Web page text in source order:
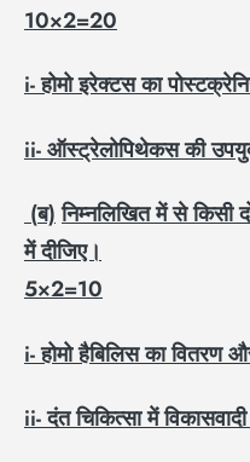
10×2=20
i-होमो इरेक्टस का
ii-ऑस्ट्रेलोपिथेकस की
(ब)निम्नलिखित में से किसी
में दीजिए।
5×2=10
i-होमो हैबिलिस का वितरण
ii-दंत चिकित्सा में